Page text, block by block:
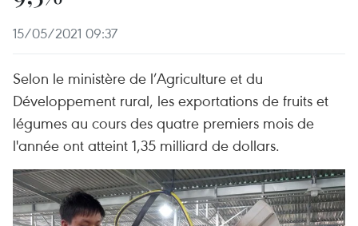
15/05/2021 09:37
Selon le ministère de l’Agriculture et du
Développement rural, les exportations de fruits et
légumes au cours des quatre premiers mois de
l'année ont atteint 1,35 milliard de dollars.